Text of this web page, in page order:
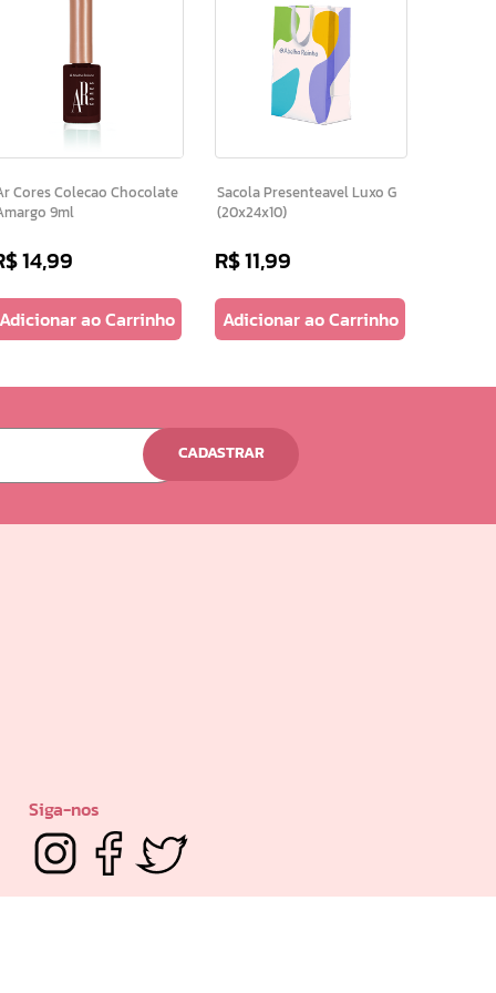
Colecao Chocolate
9ml
14,99
Adicionar ao Carrinho
Sacola Presenteavel Luxo G
(20x24x10)
R$11,99
Adicionar ao Carrinho
CADASTRAR
Siga-nos